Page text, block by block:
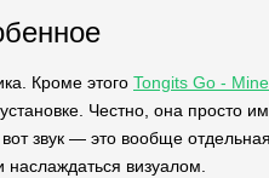
Кроме этого Tongits Go -
Честно, она просто
звук — это вообще
наслаждаться визуалом.